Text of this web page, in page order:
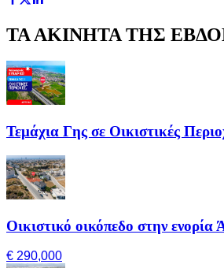
ΤΑ ΑΚΙΝΗΤΑ ΤΗΣ
Τεμάχια Γης σε Οικιστικές
Οικιστικό οικόπεδο στην ενορία
€ 290,000